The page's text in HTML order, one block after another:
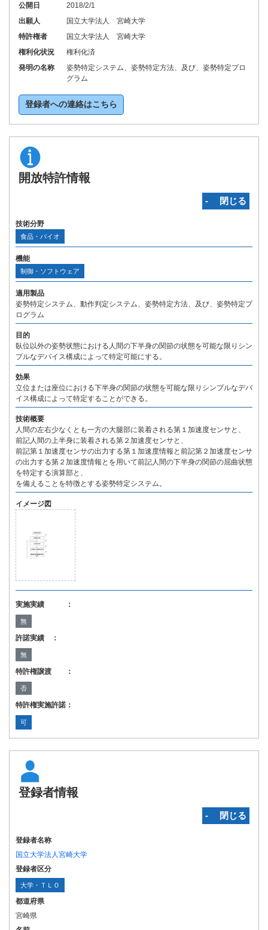
公開日
2018/2/1
出願人
国立大学法人 宮崎大学
特許権者
国立大学法人 宮崎大学
権利化状況
権利化済
発明の名称
姿勢特定システム、姿勢特定方法、及び、姿勢特定プロ
グラム
登録者への連絡はこちら
開放特許情報
‐ 閉じる
技術分野
食品・バイオ
機能
制御・ソフトウェア
適用製品
姿勢特定システム、動作判定システム、姿勢特定方法、及び、姿勢特定プ
ログラム
目的
臥位以外の姿勢状態における人間の下半身の関節の状態を可能な限りシン
プルなデバイス構成によって特定可能にする。
効果
立位または座位における下半身の関節の状態を可能な限りシンプルなデバ
イス構成によって特定することができる。
技術概要
人間の左右少なくとも一方の大腿部に装着される第１加速度センサと、
前記人間の上半身に装着される第２加速度センサと、
前記第１加速度センサの出力する第１加速度情報と前記第２加速度センサ
の出力する第２加速度情報とを用いて前記人間の下半身の関節の屈曲状態
を特定する演算部と、
を備えることを特徴とする姿勢特定システム。
イメージ図
実施実績 ：
無
許諾実績 ：
無
特許権譲渡 ：
否
特許権実施許諾：
可
登録者情報
‐ 閉じる
登録者名称
国立大学法人宮崎大学
登録者区分
大学・ＴＬＯ
都道府県
宮崎県